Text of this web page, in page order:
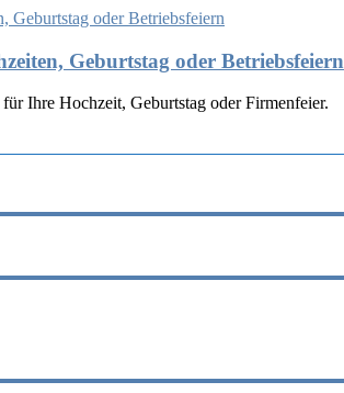
Geburtstag oder Betriebsfeiern
Ihre Hochzeit, Geburtstag oder Firmenfeier.